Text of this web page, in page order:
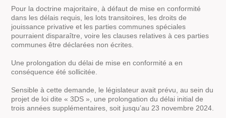
Pour la doctrine majoritaire, à défaut de mise en conformité
dans les délais requis, les lots transitoires, les droits de
jouissance privative et les parties communes spéciales
pourraient disparaître, voire les clauses relatives à ces parties
communes être déclarées non écrites.
Une prolongation du délai de mise en conformité a en
conséquence été sollicitée.
Sensible à cette demande, le législateur avait prévu, au sein du
projet de loi dite « 3DS », une prolongation du délai initial de
trois années supplémentaires, soit jusqu’au 23 novembre 2024.